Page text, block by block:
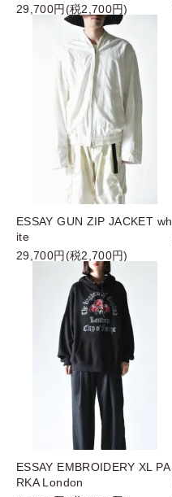
29,700円(税2,700円)
ESSAY GUN ZIP JACKET wh
ite
29,700円(税2,700円)
ESSAY EMBROIDERY XL PA
RKA London